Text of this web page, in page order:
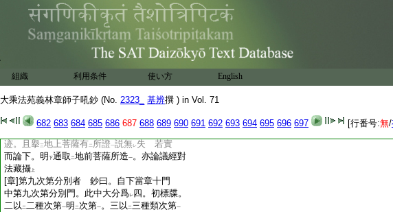
組織 利用条件 使い方 English
大乘法苑義林章師子吼鈔 (No. 2323_ 基辨撰 ) in Vol. 71
682 683 684 685 686 687 688 689 690 691 692 693 694 695 696 697 [行番号:無/
成弟子説名 對法藏一。生下起次次文六藏中在二弟
對法藏
[章]六藏之中 至 一切無遮 鈔曰。此門六科。
二對法藏者。聲聞
後説。説
二藏三藏六藏 一 。弟子説一切對法藏
[章]然此經中 至 亦是彼攝 鈔曰。此門六科。
第六結二 成弟子説亦對法藏攝一
此經中等
迹。且擧三地上菩薩有二 所證一説無レ 失 若實
而論下。明 下通取 二地前菩薩所造一。亦論議經對
法藏攝 上
[章]第九次第分別者 鈔曰。自下當章十門
中第九次第分別門。此中大分爲レ四。初標牒。
二以 二二種次第一明 二次第一。三以 二三種類次第一